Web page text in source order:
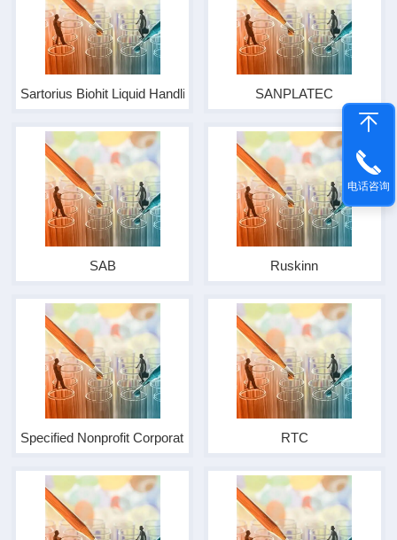
Sartorius Biohit Liquid Handling Oy SANPLATEC
SAB Ruskinn
Specified Nonprofit Corporation Refer RTC
电话咨询